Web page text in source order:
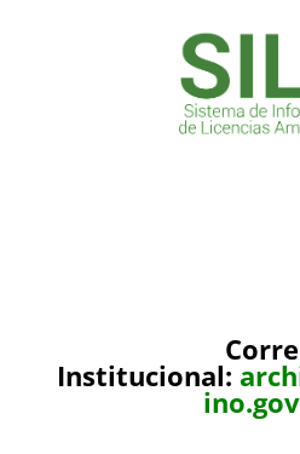
Institucional: